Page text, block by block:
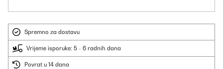
Spremno za dostavu
Vrijeme isporuke: 5 - 6 radnih dana
Povrat u 14 dana